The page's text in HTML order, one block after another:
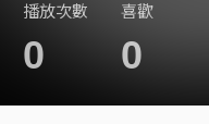
播放次數
0
喜歡
0